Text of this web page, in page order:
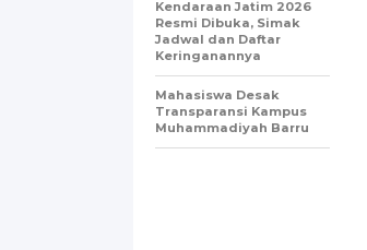
Kendaraan Jatim 2026
Resmi Dibuka, Simak
Jadwal dan Daftar
Keringanannya
Mahasiswa Desak
Transparansi Kampus
Muhammadiyah Barru